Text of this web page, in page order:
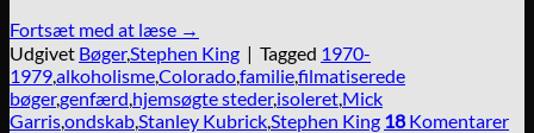
Fortsæt med at læse →
Udgivet Bøger,Stephen King | Tagged 1970-
1979alkoholismeColoradofamiliefilmatiserede
bøger,genfærd hjemsøgte steder,isoleret Mick
Garrisondskab Stanley Kubrick Stephen King 18Komentarer